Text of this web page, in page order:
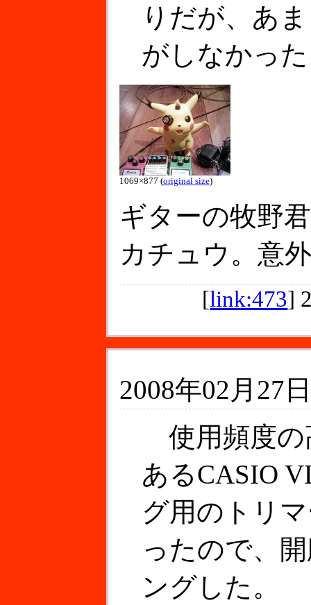
りだが、あ
がしなかっ
1069×877 (original size)
ギターの牧野
カチュウ。意
[link:473]
2008年02月27
使用頻度の
あるCASIO
グ用のトリ
ったので、
ングした。